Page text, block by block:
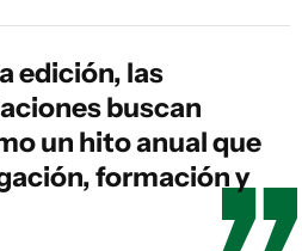
edición, las
buscan
un hito anual que
formación y